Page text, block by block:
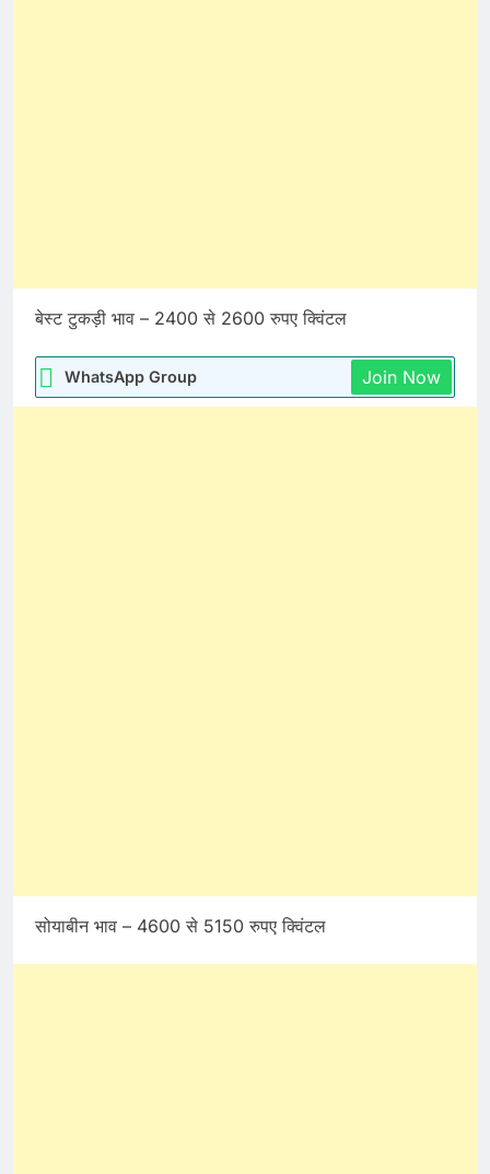
बेस्ट टुकड़ी भाव – 2400 से 2600 रुपए क्विंटल
WhatsApp Group Join Now
सोयाबीन भाव – 4600 से 5150 रुपए क्विंटल